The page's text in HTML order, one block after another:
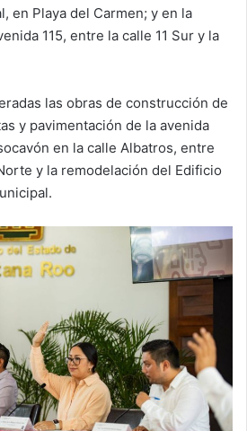
en Playa del Carmen; y en la
115, entre la calle 11 Sur y la
las obras de construcción de
y pavimentación de la avenida
en la calle Albatros, entre
y la remodelación del Edificio